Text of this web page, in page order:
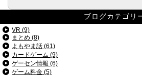
ブログカテゴリ
VR (9)
まとめ (8)
よもやま話 (61)
カードゲーム (9)
ゲーセン情報 (6)
ゲーム料金 (5)